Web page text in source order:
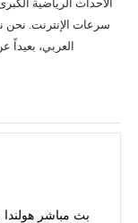
سرعات الإنترنت. نحن
العربي، بعيداً
بث مباشر هولندا